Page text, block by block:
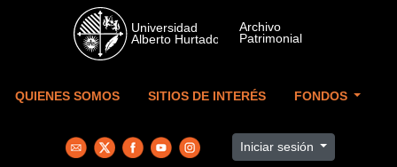
Skip to main content
QUIENES SOMOS SITIOS DE INTERÉS FONDOS
Iniciar sesión